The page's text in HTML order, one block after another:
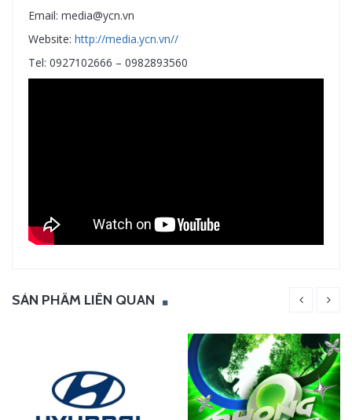
Email: media@ycn.vn
Website: http://media.ycn.vn//
Tel: 0927102666 – 0982893560
SẢN PHẨM LIÊN QUAN